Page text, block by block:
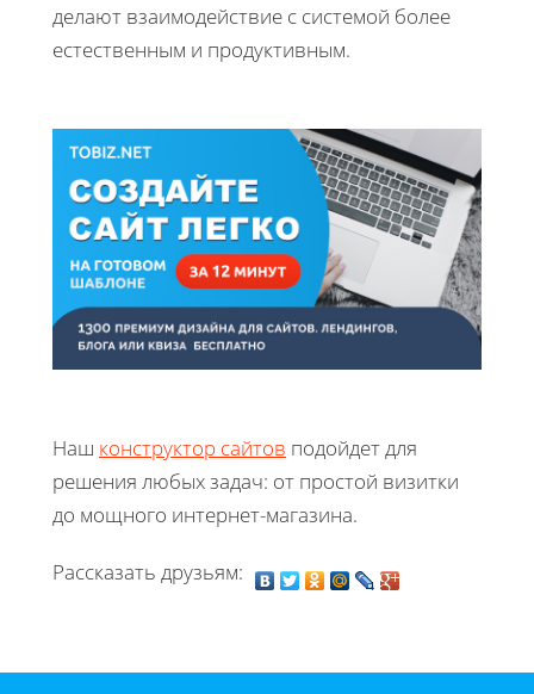
делают взаимодействие с системой более
естественным и продуктивным.
Наш конструктор сайтов подойдет для
решения любых задач: от простой визитки
до мощного интернет-магазина.
Рассказать друзьям: